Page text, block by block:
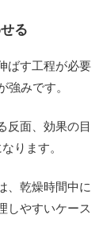
る
ばす工程が必要
強みです。
反面、効果の目
ります。
、乾燥時間中に
しやすいケース